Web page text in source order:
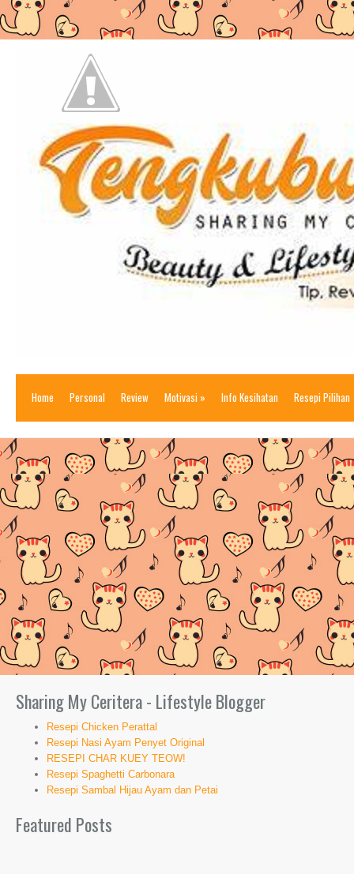
Home Personal Review Motivasi » Info Kesihatan Resepi Pilihan
Sharing My Ceritera - Lifestyle Blogger
Resepi Chicken Perattal
Resepi Nasi Ayam Penyet Original
RESEPI CHAR KUEY TEOW!
Resepi Spaghetti Carbonara
Resepi Sambal Hijau Ayam dan Petai
Featured Posts